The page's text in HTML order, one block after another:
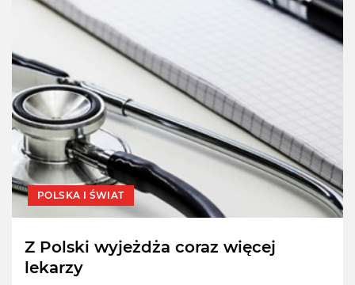
POLSKA I ŚWIAT
Z Polski wyjeżdża coraz więcej
lekarzy